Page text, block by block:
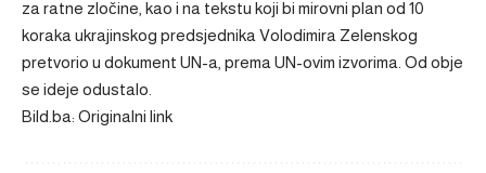
za ratne zločine, kao i na tekstu koji bi mirovni plan od 10
koraka ukrajinskog predsjednika Volodimira Zelenskog
pretvorio u dokument UN-a, prema UN-ovim izvorima. Od obje
se ideje odustalo.
Bild.ba: Originalni link